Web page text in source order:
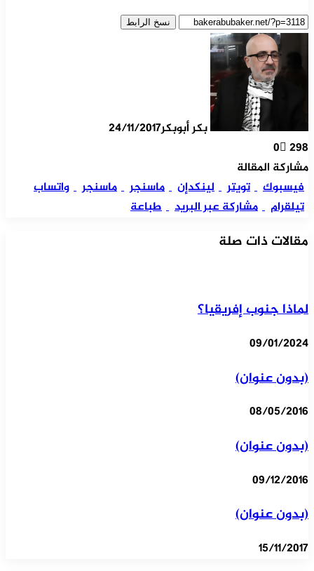
نسخ الرابط
بكر أبوبكر24/11/2017
0 298
مشاركة المقالة
فيسبوك
تويتر لينكدإن ماسنجر ماسنجر
واتساب
تيلقرام
مشاركة عبر البريد طباعة
مقالات ذات صلة
لماذا جنوب إفريقيا؟
09/01/2024
(بدون عنوان)
08/05/2016
(بدون عنوان)
09/12/2016
(بدون عنوان)
15/11/2017